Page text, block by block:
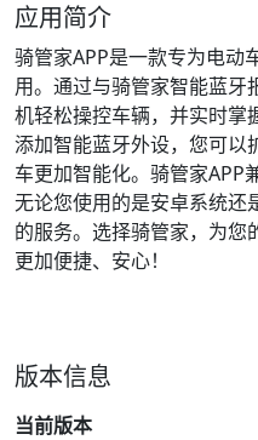
应用简介
骑管家APP是一款专为电动
用。通过与骑管家智能蓝牙
机轻松操控车辆，并实时掌
添加智能蓝牙外设，您可以
车更加智能化。骑管家APP
无论您使用的是安卓系统还
的服务。选择骑管家，为您
更加便捷、安心！
版本信息
当前版本